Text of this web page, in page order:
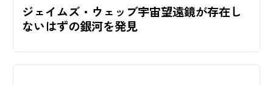
ジェイムズ・ウェッブ宇宙望遠鏡が存在し
ないはずの銀河を発見